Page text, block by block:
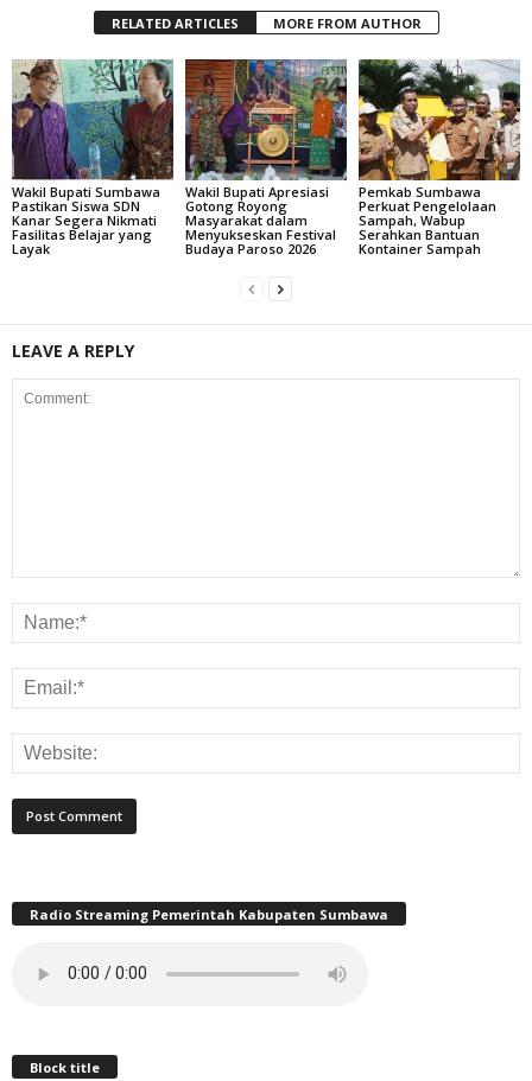
RELATED ARTICLES MORE FROM AUTHOR
Wakil Bupati Sumbawa
Pastikan Siswa SDN
Kanar Segera Nikmati
Fasilitas Belajar yang
Layak
Wakil Bupati Apresiasi
Gotong Royong
Masyarakat dalam
Menyukseskan Festival
Budaya Paroso 2026
Pemkab Sumbawa
Perkuat Pengelolaan
Sampah, Wabup
Serahkan Bantuan
Kontainer Sampah
LEAVE A REPLY
Radio Streaming Pemerintah Kabupaten Sumbawa
Block title